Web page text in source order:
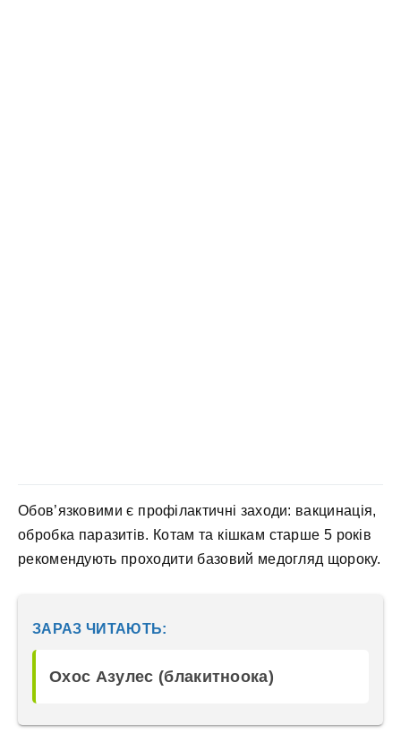
Обов’язковими є профілактичні заходи: вакцинація,
обробка паразитів. Котам та кішкам старше 5 років
рекомендують проходити базовий медогляд щороку.
ЗАРАЗ ЧИТАЮТЬ:
Охос Азулес (блакитноока)